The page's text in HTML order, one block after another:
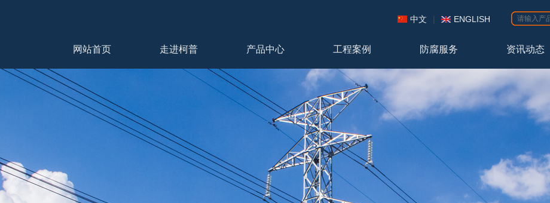
中文 | ENGLISH
网站首页 走进柯普 产品中心 工程案例 防腐服务 资讯动态